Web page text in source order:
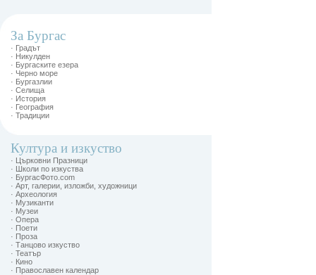
За Бургас
· Градът
· Никулден
· Бургаските езера
· Черно море
· Бургазлии
· Селища
· История
· География
· Традиции
Култура и изкуство
· Църковни Празници
· Школи по изкуства
· БургасФото.com
· Арт, галерии, изложби, художници
· Археология
· Музиканти
· Музеи
· Опера
· Поети
· Проза
· Танцово изкуство
· Театър
· Кино
· Православен календар